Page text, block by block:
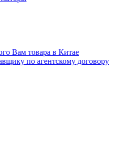
Вам товара в Китае
по агентскому договору